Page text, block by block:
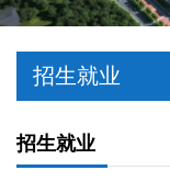
招生就业
招生就业